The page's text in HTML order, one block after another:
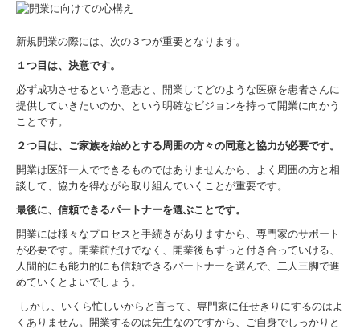
一人医師医療法人設立
クリニックの事業承継
医業経営指標
採用案内
新規開業の際には、次の３つが重要となります。
１つ目は、決意です。
必ず成功させるという意志と、開業してどのような医療を患者さんに
提供していきたいのか、という明確なビジョンを持って開業に向かう
ことです。
２つ目は、ご家族を始めとする周囲の方々の同意と協力が必要です。
開業は医師一人でできるものではありませんから、よく周囲の方と相
談して、協力を得ながら取り組んでいくことが重要です。
最後に、信頼できるパートナーを選ぶことです。
開業には様々なプロセスと手続きがありますから、専門家のサポート
が必要です。開業前だけでなく、開業後もずっと付き合っていける、
人間的にも能力的にも信頼できるパートナーを選んで、二人三脚で進
めていくとよいでしょう。
しかし、いくら忙しいからと言って、専門家に任せきりにするのはよ
くありません。開業するのは先生なのですから、ご自身でしっかりと